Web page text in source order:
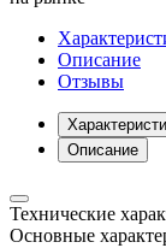
Описание
Отзывы
Описание
Технические
Основные